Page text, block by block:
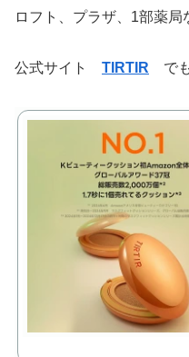
ロフト、プラザ、1部薬局
公式サイト TIRTIR でも